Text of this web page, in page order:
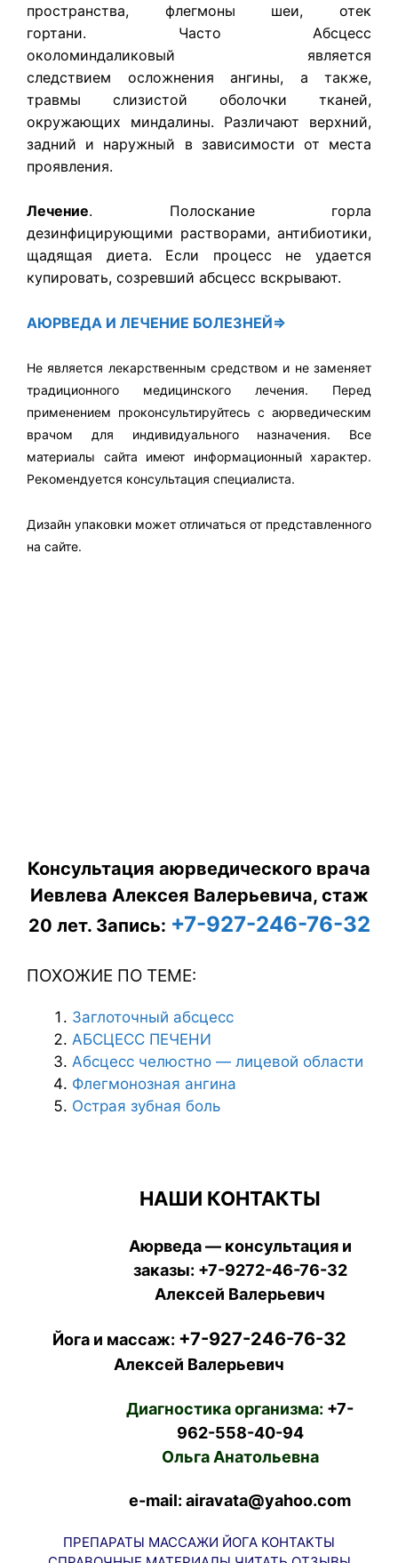
пространства, флегмоны шеи, отек
гортани. Часто Абсцесс
околоминдаликовый является
следствием осложнения ангины, а также,
травмы слизистой оболочки тканей,
окружающих миндалины. Различают верхний,
задний и наружный в зависимости от места
проявления.
Лечение. Полоскание горла
дезинфицирующими растворами, антибиотики,
щадящая диета. Если процесс не удается
купировать, созревший абсцесс вскрывают.
АЮРВЕДА И ЛЕЧЕНИЕ БОЛЕЗНЕЙ⇒
Не является лекарственным средством и не заменяет
традиционного медицинского лечения. Перед
применением проконсультируйтесь с аюрведическим
врачом для индивидуального назначения. Все
материалы сайта имеют информационный характер.
Рекомендуется консультация специалиста.
Дизайн упаковки может отличаться от представленного
на сайте.
Консультация аюрведического врача
Иевлева Алексея Валерьевича, стаж
20 лет. Запись: +7-927-246-76-32
ПОХОЖИЕ ПО ТЕМЕ:
Заглоточный абсцесс
АБСЦЕСС ПЕЧЕНИ
Абсцесс челюстно — лицевой области
Флегмонозная ангина
Острая зубная боль
НАШИ КОНТАКТЫ
Аюрведа — консультация и
заказы: +7-9272-46-76-32
Алексей Валерьевич
Йога и массаж: +7-927-246-76-32
Алексей Валерьевич
Диагностика организма: +7-
962-558-40-94
Ольга Анатольевна
e-mail: airavata@yahoo.com
ПРЕПАРАТЫ МАССАЖИ ЙОГА КОНТАКТЫ